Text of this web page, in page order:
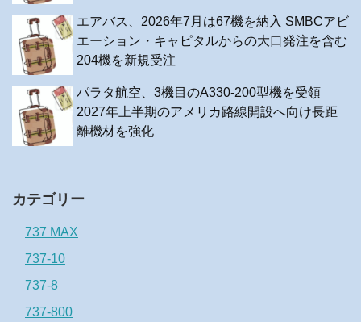
エアバス、2026年7月は67機を納入 SMBCアビ
エーション・キャピタルからの大口発注を含む
204機を新規受注
パラタ航空、3機目のA330-200型機を受領
2027年上半期のアメリカ路線開設へ向け長距
離機材を強化
カテゴリー
737 MAX
737-10
737-8
737-800